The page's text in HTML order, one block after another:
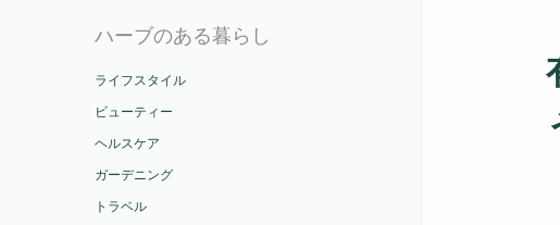
ハーブのある暮らし
ライフスタイル
ビューティー
ヘルスケア
ガーデニング
トラベル